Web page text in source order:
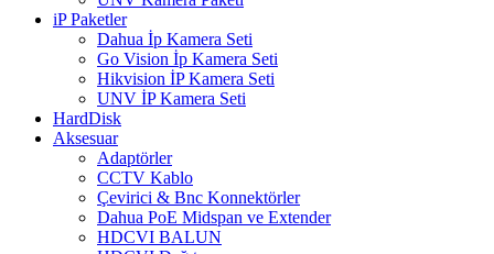
iP Paketler
Dahua İp Kamera Seti
Go Vision İp Kamera Seti
Hikvision İP Kamera Seti
UNV İP Kamera Seti
HardDisk
Aksesuar
Adaptörler
CCTV Kablo
Çevirici & Bnc Konnektörler
Dahua PoE Midspan ve Extender
HDCVI BALUN